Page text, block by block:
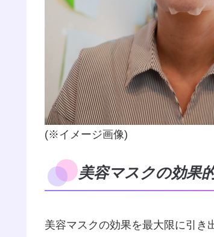
(※イメージ画像)
美容マスクの効果
美容マスクの効果を最大限に引き